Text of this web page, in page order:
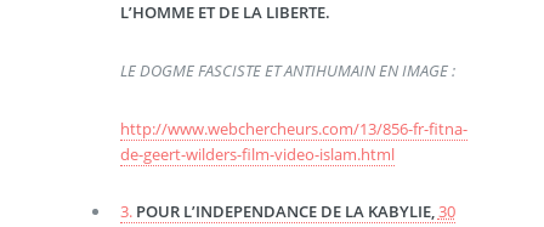
L’HOMME ET DE LA LIBERTE.
LE DOGME FASCISTE ET ANTIHUMAIN EN IMAGE :
http://www.webchercheurs.com/13/856-fr-fitna-
de-geert-wilders-film-video-islam.html
3. POUR L’INDEPENDANCE DE LA KABYLIE,30